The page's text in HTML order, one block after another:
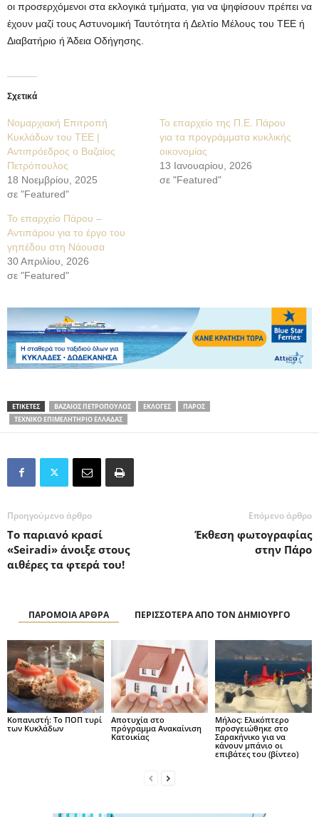
οι προσερχόμενοι στα εκλογικά τμήματα, για να ψηφίσουν πρέπει να
έχουν μαζί τους Αστυνομική Ταυτότητα ή Δελτίο Μέλους του ΤΕΕ ή
Διαβατήριο ή Άδεια Οδήγησης.
Σχετικά
Νομαρχιακή Επιτροπή
Κυκλάδων του ΤΕΕ |
Αντιπρόεδρος ο Βαζαίος
Πετρόπουλος
18 Νοεμβρίου, 2025
σε "Featured"
Το επαρχείο της Π.Ε. Πάρου
για τα προγράμματα κυκλικής
οικονομίας
13 Ιανουαρίου, 2026
σε "Featured"
Το επαρχείο Πάρου –
Αντιπάρου για το έργο του
γηπέδου στη Νάουσα
30 Απριλίου, 2026
σε "Featured"
ΕΤΙΚΕΤΕΣ ΒΑΖΑΙΟΣ ΠΕΤΡΟΠΟΥΛΟΣ ΕΚΛΟΓΕΣ
ΠΑΡΟΣ
ΤΕΧΝΙΚΟ ΕΠΙΜΕΛΗΤΗΡΙΟ ΕΛΛΑΔΑΣ
Προηγούμενο άρθρο
Το παριανό κρασί
«Seiradi» άνοιξε στους
αιθέρες τα φτερά του!
Επόμενο άρθρο
Έκθεση φωτογραφίας
στην Πάρο
ΠΑΡΟΜΟΙΑ ΑΡΘΡΑ ΠΕΡΙΣΣΟΤΕΡΑ ΑΠΟ ΤΟΝ ΔΗΜΙΟΥΡΓΟ
Κοπανιστή: Το ΠΟΠ τυρί
των Κυκλάδων
Αποτυχία στο
πρόγραμμα Ανακαίνιση
Κατοικίας
Μήλος: Ελικόπτερο
προσγειώθηκε στο
Σαρακήνικο για να
κάνουν μπάνιο οι
επιβάτες του (βίντεο)